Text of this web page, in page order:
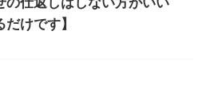
だけです】